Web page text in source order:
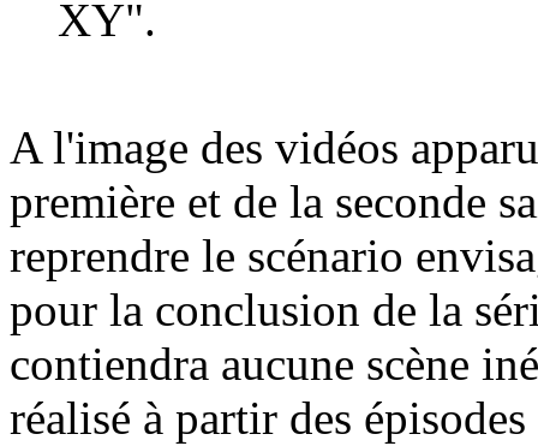
XY".
A l'image des vidéos
première et de la seconde
reprendre le scénario
pour la conclusion de la
contiendra aucune scène
réalisé à partir des